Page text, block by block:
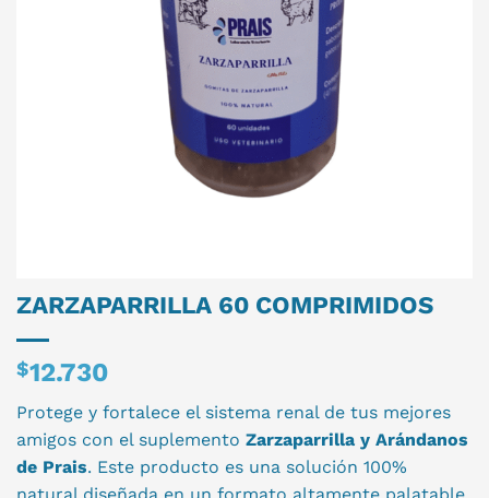
ZARZAPARRILLA 60 COMPRIMIDOS
$12.730
Protege y fortalece el sistema renal de tus mejores
amigos con el suplemento Zarzaparrilla y Arándanos
de Prais. Este producto es una solución 100%